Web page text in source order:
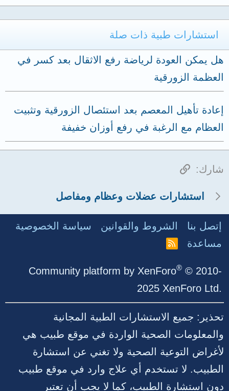
استشارات طبية ذات صلة
هل يمكن العودة لرياضة رفع الاثقال بعد كسر في
العظمة الزورقية
إعادة تأهيل المعصم بعد استئصال الزورقية وتثبيت
العظام مع الرغبة في رفع أوزان خفيفة
شارك: الرابط
استشارات عضلات وعظام ومفاصل
إتصل بنا الشروط والقوانين
سياسة الخصوصية
مساعدة
R
Community platform by XenForo® © 2010-
2025 XenForo Ltd.
تحذير: جميع الاستشارات الطبية المجانية
والمعلومات الصحية الواردة في موقع طبيب هي
لأغراض التوعية الصحية ولا تغني عن استشارة
الطبيب. لا تستخدم أي علاج وارد في موقع طبيب
دون استشارة الطبيب، كما لا يجب أن تعتبر